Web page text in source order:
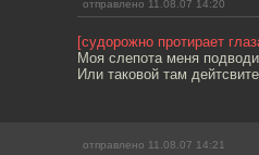
отправлено 11.08.07 14:20
[судорожно протирает
Моя слепота меня
Или таковой там
отправлено 11.08.07 14:21